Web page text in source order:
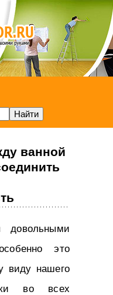
ванной
это
виду нашего
во всех